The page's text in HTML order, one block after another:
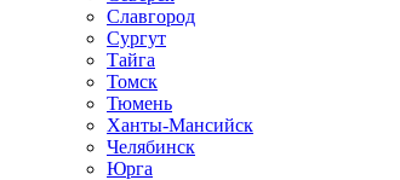
Славгород
Сургут
Тайга
Томск
Тюмень
Ханты-Мансийск
Челябинск
Юрга